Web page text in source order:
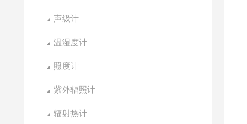
声级计
温湿度计
照度计
紫外辐照计
辐射热计